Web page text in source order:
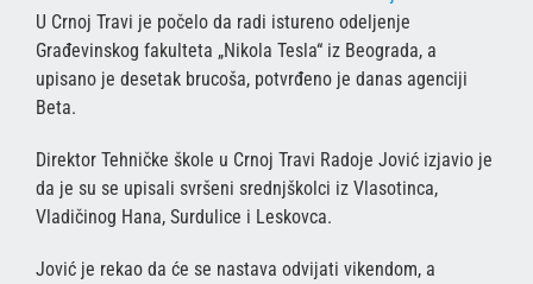
U Crnoj Travi je počelo da radi istureno odeljenje
Građevinskog fakulteta „Nikola Tesla“ iz Beograda, a
upisano je desetak brucoša, potvrđeno je danas agenciji
Beta.
Direktor Tehničke škole u Crnoj Travi Radoje Jović izjavio je
da je su se upisali svršeni srednjškolci iz Vlasotinca,
Vladičinog Hana, Surdulice i Leskovca.
Jović je rekao da će se nastava odvijati vikendom, a